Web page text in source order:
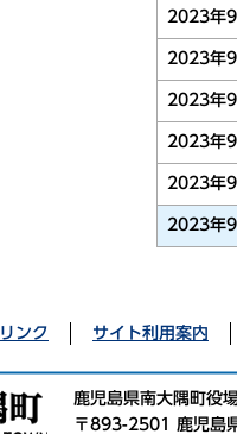
2023年
2023年
2023年
2023年
2023年
2023年
リンク サイト利用案内
鹿児島県南大隅町役
〒893-2501 鹿児島